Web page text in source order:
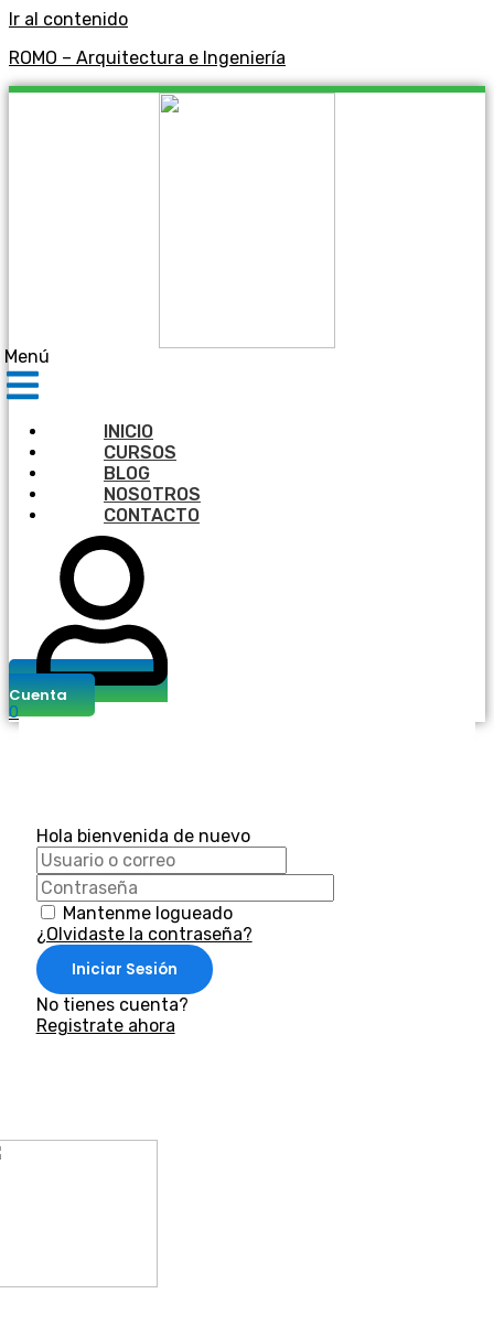
Ir al contenido
ROMO – Arquitectura e Ingeniería
Menú
INICIO
CURSOS
BLOG
NOSOTROS
CONTACTO
Cuenta
0
Hola bienvenida de nuevo
Mantenme logueado
¿Olvidaste la contraseña?
Iniciar Sesión
No tienes cuenta?
Registrate ahora